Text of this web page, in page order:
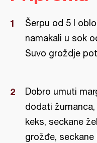
Šerpu od 5 l
namakali u sok
Suvo groždje
Dobro umuti
dodati žumanca,
keks, seckane
grožđe, seckane